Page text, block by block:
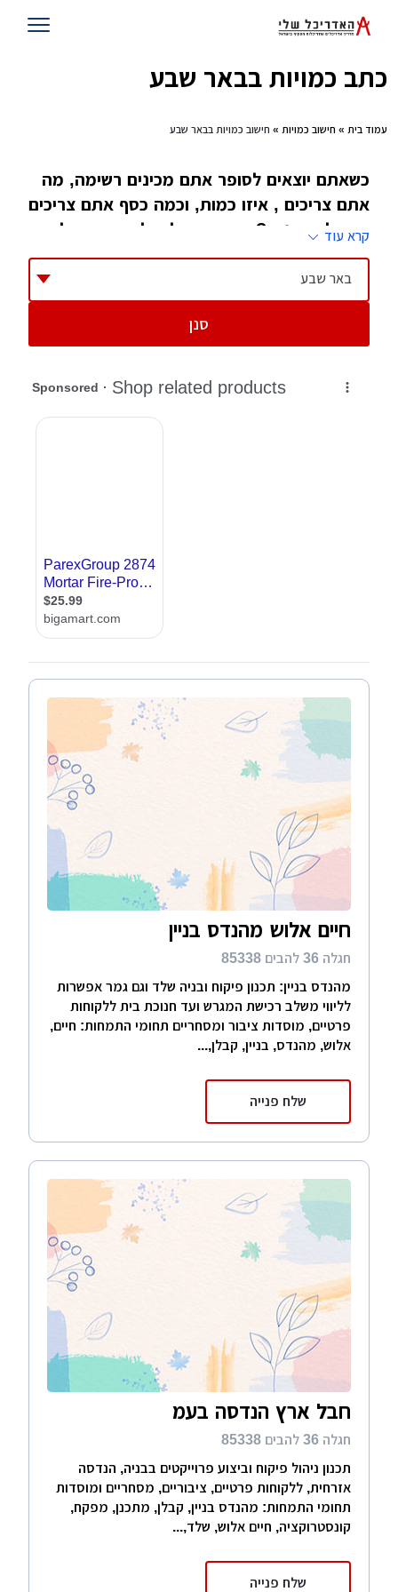
כתב כמויות בבאר שבע
עמוד בית » חישוב כמויות » חישוב כמויות בבאר שבע
כשאתם יוצאים לסופר אתם מכינים רשימה, מה
אתם צריכים , איזו כמות, וכמה כסף אתם צריכים
בשביל זה, נכון? ובכן, תתפלאו לשמוע, זה לא
שונה מהותית מעולם האדריכלות, רק ששם לא
קוראים לזה רשימת קניות אלא חישוב כמויות
אחד התחומים הכי חשובים בעולם האדריכלות הוא
בתחום שלא מעט אדריכלים מעדיפים להימנע
ממנו, אך עבור הלקוחות מדובר באחד השלבים
המהותיים בתכנון בית חדש. הרעיון שעומד מאחורי
העבודה יהיה מוגבל ונדע לקראת מה אנחנו
כמויות שישמחו לקבל את פניכם. כאן תוכלו לקרוא
מאמרים בתחום, לפנות לעסקים עם שאלות, וכן
ליצור קשר ישיר באמצעות טופס הפנייה ישירות
לבית העסק. אנחנו מציעים לך להקדים, ולשמור
על תקציב סביר באמצעות חישוב כמויות
קרא עוד
באר שבע
סנן
חיים אלוש מהנדס בניין
חגלה 36 להבים 85338
מהנדס בניין: תכנון פיקוח ובניה שלד וגם גמר אפשרות
לליווי משלב רכישת המגרש ועד חנוכת בית ללקוחות
פרטיים, מוסדות ציבור ומסחריים תחומי התמחות: חיים,
אלוש, מהנדס, בניין, קבלן,...
שלח פנייה
חבל ארץ הנדסה בעמ
חגלה 36 להבים 85338
תכנון ניהול פיקוח וביצוע פרוייקטים בבניה, הנדסה
אזרחית, ללקוחות פרטיים, ציבוריים, מסחריים ומוסדות
תחומי התמחות: מהנדס בניין, קבלן, מתכנן, מפקח,
קונסטרוקציה, חיים אלוש, שלד,...
שלח פנייה